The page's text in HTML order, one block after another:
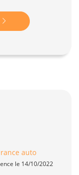
auto
le 14/10/2022